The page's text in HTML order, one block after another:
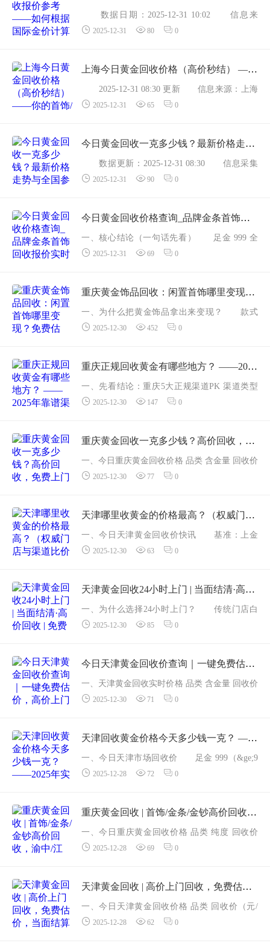
数据日期：2025-12-31 10:02 信息来
源：上海黄金交易所、聚汇黄金回收、金价查
价 &times; 纯度系数 &times; 克重 &ndash; 商...
2025-12-31 80 0
上海今日黄金回收价格（高价秒结） ——你的首饰/金条现在值多少钱？
2025-12-31 08:30 更新 信息来源：上海
黄金交易所实时行情、聚汇黄金回收、金价查
度 &ge;99.9%） 品类 今日回收价 较...
2025-12-31 65 0
今日黄金回收一克多少钱？最新价格走势与全国参考报价（实时更新）
数据更新：2025-12-31 08:30 信息采集
自国内主要贵金属回收平台、上海黄金交易所
一、今日足金999回收基准价 965元/克（纯
度&ge;...
2025-12-31 90 0
今日黄金回收价格查询_品牌金条首饰回收报价实时更新
一、核心结论（一句话先看） 足金 999 全
国最高回收价 965 元/克，与昨日持平；上海黄
00 元/克，日内波幅 9.5 元，回收端报价继续稳
2025-12-31 69 0
重庆黄金饰品回收：闲置首饰哪里变现？免费估价，高价上门回收
一、为什么把黄金饰品拿出来变现？ 款式
老旧、断链缺石，放在抽屉里"吃灰" 国际金
克，比年初上涨约60元/克 线上回收流程成
熟，30...
2025-12-30 452 0
重庆正规回收黄金有哪些地方？ ——2025年靠谱渠道与门店精选清单（实时更新版）
一、先看结论：重庆5大正规渠道PK 渠道类型
代表机构/门店 是否持证 回收价（足金999） 上
黄金回收 ✅公...
2025-12-30 147 0
重庆黄金回收一克多少钱？高价回收，免费上门检测，当场结算
一、今日重庆黄金回收价格 品类 含金量 回收价
（元/克） 较昨日 足金999 &ge;99.9% 965 持平
2025-12-30 77 0
天津哪里收黄金的价格最高？（权威门店与渠道比价一览）
一、今日天津黄金回收价快讯 基准：上金
所 AU99.99 昨结算 1003 元/克 主流渠道回
回收价 其它费用 到手价 是否上门 ...
2025-12-30 63 0
天津黄金回收24小时上门 | 当面结清·高价回收 | 免费鉴定
一、为什么选择24小时上门？ 传统门店白
天排队、夜间关门，上班族、宝妈、夜班族只
再生」推出「24小时上门回收」服务，不论凌
晨2点...
2025-12-30 85 0
今日天津黄金回收价查询｜一键免费估价，高价上门回收
一、天津黄金回收实时价格 品类 含金量 回收价
（元/克） 较昨日 足金999 &ge;99.9% 997 +1 22
2025-12-30 71 0
天津回收黄金价格今天多少钱一克？ ——2025年实时报价 + 免费在线估价指南
一、今日天津市场回收价 足金 999（&ge;9
9.9%）：1003 元/克 22K 金（AU916，91.
0%）：777 元/克 铂金 Pt999：538 元/克 | Pt
950：508 元/克 价格...
2025-12-28 72 0
重庆黄金回收 | 首饰/金条/金钞高价回收，渝中/江北/南岸上门
一、今日重庆黄金回收价格 品类 纯度 回收价
（元/克） 适用物品 足金 999 &ge;99.9 % 1003
91.6 % ...
2025-12-28 69 0
天津黄金回收 | 高价上门回收，免费估价，当面结算
一、今日天津黄金回收价格 品类 回收价（元/
克） 纯度 备注 足金 999 998 &ge;99.9 % 金条、
2025-12-28 62 0